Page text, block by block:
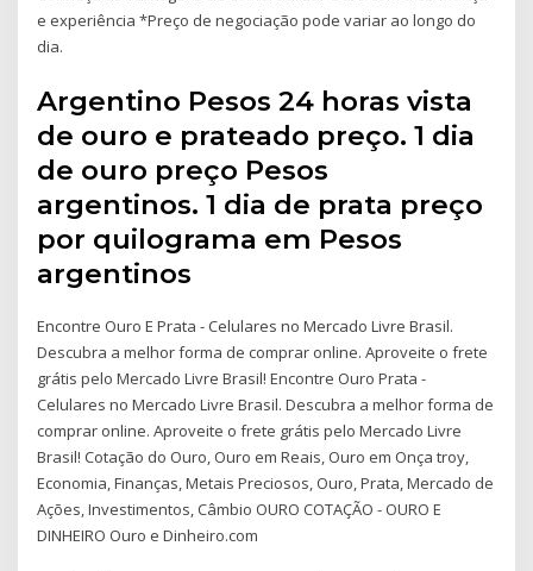
e experiência *Preço de negociação pode variar ao longo do
dia.
Argentino Pesos 24 horas vista
de ouro e prateado preço. 1 dia
de ouro preço Pesos
argentinos. 1 dia de prata preço
por quilograma em Pesos
argentinos
Encontre Ouro E Prata - Celulares no Mercado Livre Brasil.
Descubra a melhor forma de comprar online. Aproveite o frete
grátis pelo Mercado Livre Brasil! Encontre Ouro Prata -
Celulares no Mercado Livre Brasil. Descubra a melhor forma de
comprar online. Aproveite o frete grátis pelo Mercado Livre
Brasil! Cotação do Ouro, Ouro em Reais, Ouro em Onça troy,
Economia, Finanças, Metais Preciosos, Ouro, Prata, Mercado de
Ações, Investimentos, Câmbio OURO COTAÇÃO - OURO E
DINHEIRO Ouro e Dinheiro.com